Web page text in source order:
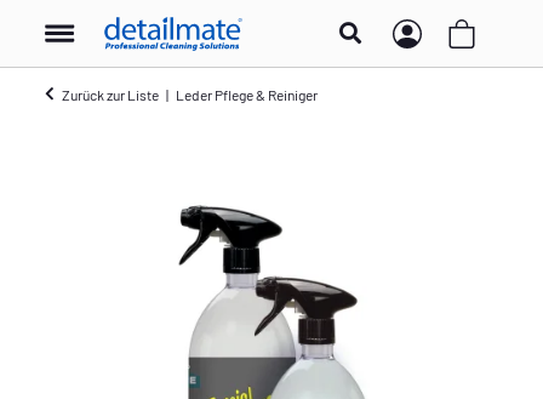
Zurück zur Liste Leder Pflege & Reiniger